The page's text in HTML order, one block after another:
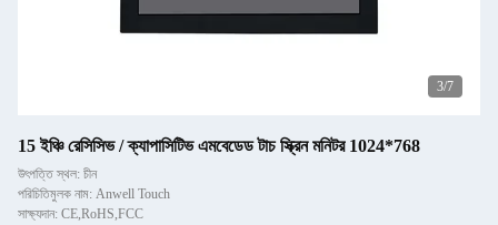
3/7
15 ইঞ্চি রেসিসিভ / ক্যাপাসিটিভ এমবেডেড টাচ স্ক্রিন মনিটর 1024*768
উৎপত্তি স্থল: চীন
পরিচিতিমুলক নাম: Anwell Touch
সাক্ষ্যদান: CE,RoHS,FCC